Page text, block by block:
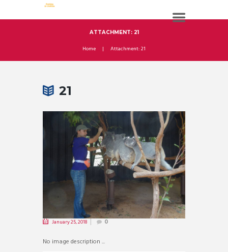
ATTACHMENT: 21
Home Attachment: 21
21
January 25, 2018 0
No image description ...